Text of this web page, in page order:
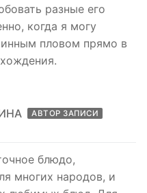
разные его
когда я могу
пловом прямо в
АВТОР ЗАПИСИ
блюдо,
многих народов, и